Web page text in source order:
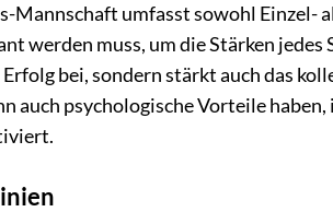
Mannschaft umfasst sowohl Einzel-
werden muss, um die Stärken
bei, sondern stärkt auch das
auch psychologische Vorteile